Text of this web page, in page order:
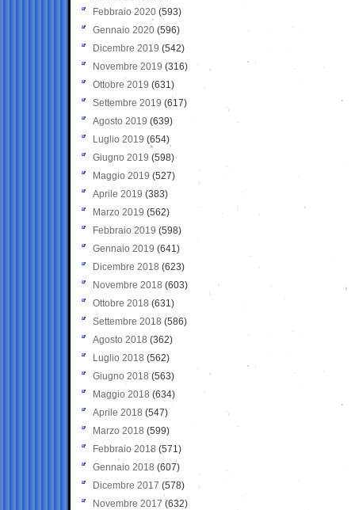
Febbraio 2020 (593)
Gennaio 2020 (596)
Dicembre 2019 (542)
Novembre 2019 (316)
Ottobre 2019 (631)
Settembre 2019 (617)
Agosto 2019 (639)
Luglio 2019 (654)
Giugno 2019 (598)
Maggio 2019 (527)
Aprile 2019 (383)
Marzo 2019 (562)
Febbraio 2019 (598)
Gennaio 2019 (641)
Dicembre 2018 (623)
Novembre 2018 (603)
Ottobre 2018 (631)
Settembre 2018 (586)
Agosto 2018 (362)
Luglio 2018 (562)
Giugno 2018 (563)
Maggio 2018 (634)
Aprile 2018 (547)
Marzo 2018 (599)
Febbraio 2018 (571)
Gennaio 2018 (607)
Dicembre 2017 (578)
Novembre 2017 (632)